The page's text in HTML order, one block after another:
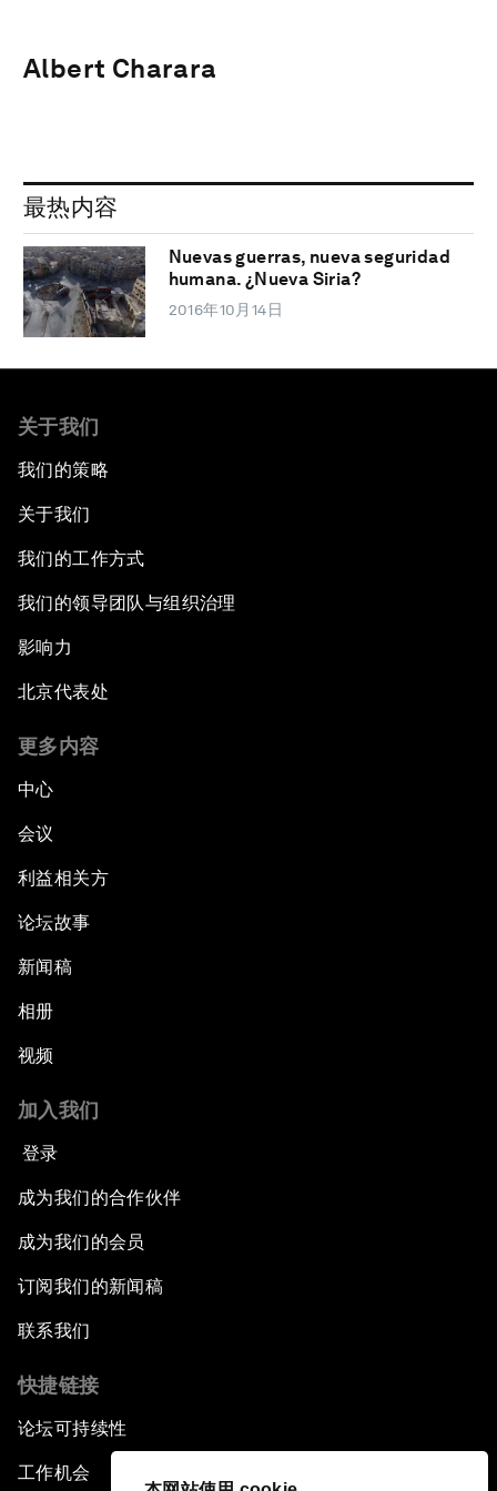
Albert Charara
最热内容
Nuevas guerras, nueva seguridad
humana. ¿Nueva Siria?
2016年10月14日
关于我们
我们的策略
关于我们
我们的工作方式
我们的领导团队与组织治理
影响力
北京代表处
更多内容
中心
会议
利益相关方
论坛故事
新闻稿
相册
视频
加入我们
登录
成为我们的合作伙伴
成为我们的会员
订阅我们的新闻稿
联系我们
快捷链接
论坛可持续性
工作机会